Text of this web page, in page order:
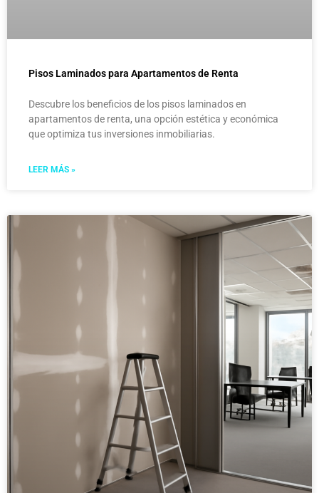
Pisos Laminados para Apartamentos de Renta
Descubre los beneficios de los pisos laminados en
apartamentos de renta, una opción estética y económica
que optimiza tus inversiones inmobiliarias.
LEER MÁS »